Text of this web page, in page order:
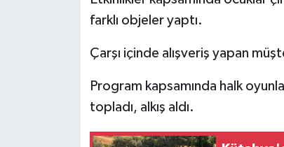
farklı objeler yaptı.
Çarşı içinde alışveriş yapan
Program kapsamında halk
topladı, alkış aldı.
Resmi İlan